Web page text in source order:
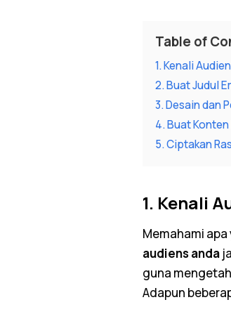
Table of
1. Kenali
2. Buat Judul
3. Desain dan
4. Buat
5. Ciptakan
1. Kenali
Memahami
audiens anda
guna
Adapun